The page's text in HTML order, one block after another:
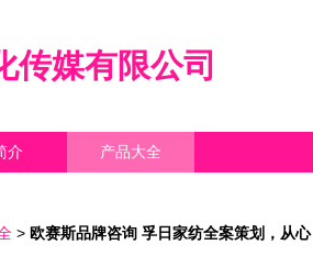
传媒有限公司
介 产品大全
> 欧赛斯品牌咨询 孚日家纺全案策划，从心